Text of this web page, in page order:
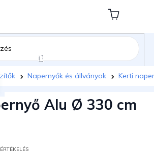
Kosár
Napernyők és állványok Kerti
Alu Ø 330 cm